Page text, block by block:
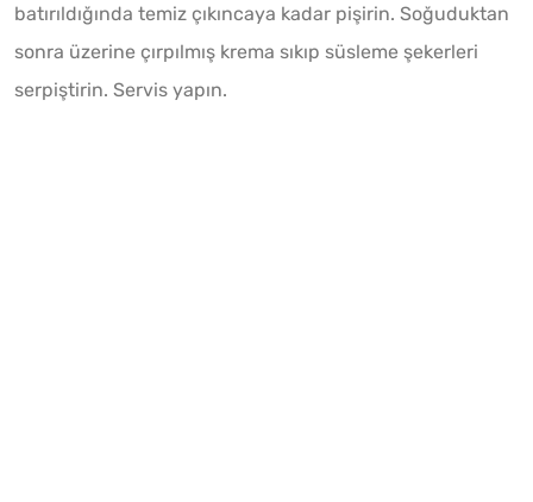
batırıldığında temiz çıkıncaya kadar pişirin. Soğuduktan
sonra üzerine çırpılmış krema sıkıp süsleme şekerleri
serpiştirin. Servis yapın.